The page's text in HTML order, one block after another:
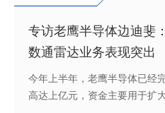
专访老鹰半导体边迪斐
数通雷达业务表现突出
今年上半年，老鹰半导体已经
高达上亿元，资金主要用于扩